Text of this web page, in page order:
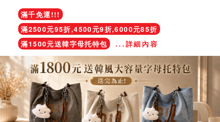
滿千免運!!!
滿2500元95折,4500元9折,6000元85折
滿1500元送韓字母托特包
...詳細內容